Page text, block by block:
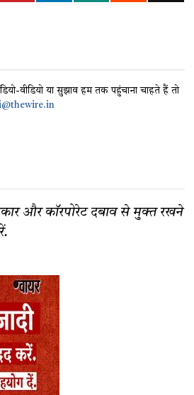
वीडियो या सुझाव हम तक पहुंचाना चाहते हैं तो
और कॉरपोरेट दबाव से मुक्त रखने